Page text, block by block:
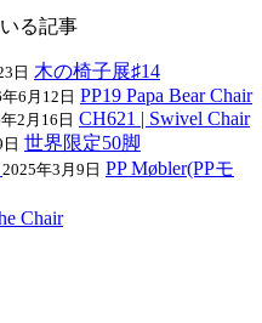
る記事
日 木の椅子展♯14
6月12日 PP19 Papa Bear Chair
2月16日 CH621 | Swivel Chair
世界限定50脚
2025年3月9日 PP Møbler(PPモ
Chair